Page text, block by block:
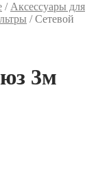
/ Аксессуары для
/Сетевой
3м